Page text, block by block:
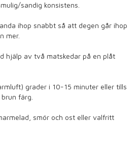
sandig konsistens.
ihop snabbt så att degen går ihop
mer.
hjälp av två matskedar på en plåt
grader i 10-15 minuter eller tills
färg.
smör och ost eller valfritt